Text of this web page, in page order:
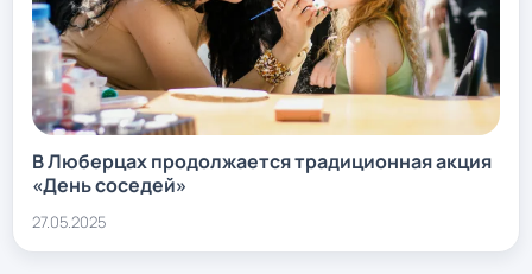
В Люберцах продолжается традиционная акция
«День соседей»
27.05.2025